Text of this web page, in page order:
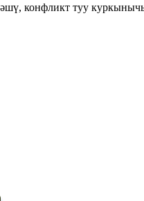
конфликт туу